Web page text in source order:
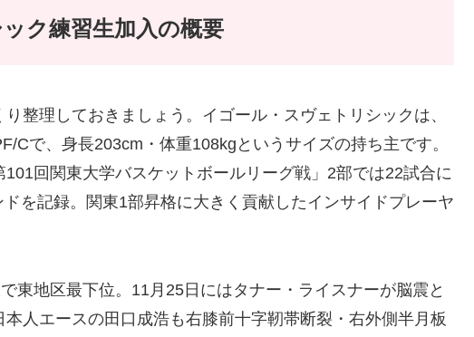
ク練習生加入の概要
整理しておきましょう。イゴール・スヴェトリシックは、
Cで、身長203cm・体重108kgというサイズの持ち主です。
回関東大学バスケットボールリーグ戦」2部では22試合に
を記録。関東1部昇格に大きく貢献したインサイドプレーヤ
東地区最下位。11月25日にはタナー・ライスナーが脳震と
人エースの田口成浩も右膝前十字靭帯断裂・右外側半月板